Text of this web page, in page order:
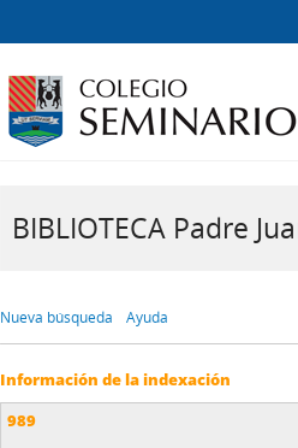
BIBLIOTECA Padre
Nueva búsqueda Ayuda
Información de la indexación
989